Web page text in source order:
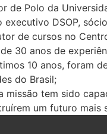
de Polo da
executivo DSOP,
de cursos no
30 anos de
10 anos, foram
do Brasil;
missão tem sido
um futuro mais